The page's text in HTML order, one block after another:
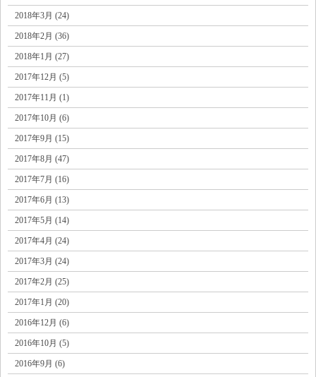
2018年3月 (24)
2018年2月 (36)
2018年1月 (27)
2017年12月 (5)
2017年11月 (1)
2017年10月 (6)
2017年9月 (15)
2017年8月 (47)
2017年7月 (16)
2017年6月 (13)
2017年5月 (14)
2017年4月 (24)
2017年3月 (24)
2017年2月 (25)
2017年1月 (20)
2016年12月 (6)
2016年10月 (5)
2016年9月 (6)